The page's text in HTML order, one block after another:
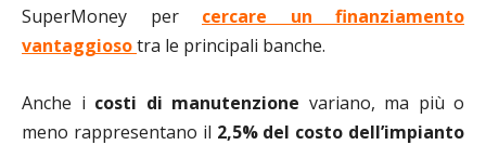
SuperMoney per cercare un finanziamento
vantaggiosotra le principali banche.
Anche i costi di manutenzione variano, ma più o
meno rappresentano il 2,5% del costo dell’impianto